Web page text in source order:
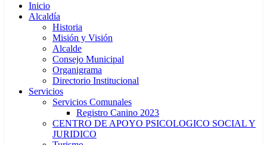
Inicio
Alcaldía
Historia
Misión y Visión
Alcalde
Consejo Municipal
Organigrama
Directorio Institucional
Servicios
Servicios Comunales
Registro Canino 2023
CENTRO DE APOYO PSICOLOGICO SOCIAL Y
JURIDICO